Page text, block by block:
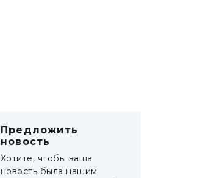
Предложить
новость
Хотите, чтобы ваша
новость была нашим